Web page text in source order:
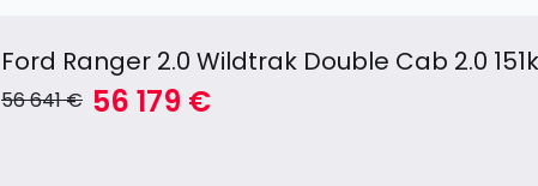
Ford Ranger 2.0 Wildtrak Double Cab 2.0
56 641 € 56 179 €